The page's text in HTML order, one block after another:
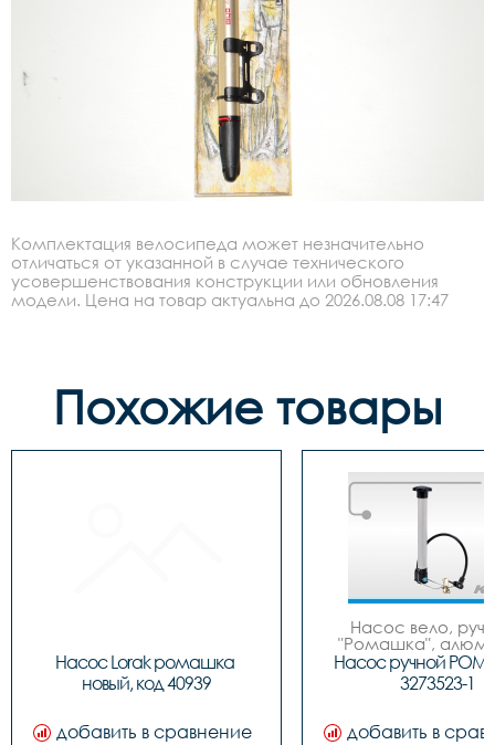
Комплектация велосипеда может незначительно
отличаться от указанной в случае технического
усовершенствования конструкции или обновления
модели. Цена на товар актуальна до 2026.08.08 17:47
Похожие товары
Насос Lorak ромашка
новый, код 40939
добавить в сравнение
Насос вело,
"Ромашка",
обратным
штоком, шланг
Насос ручной
3273523-1
добавить в